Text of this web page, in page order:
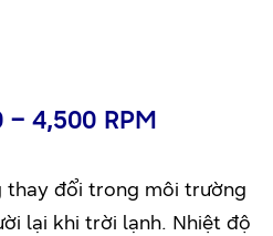
– 4,500 RPM
thay đổi trong môi trường
lại khi trời lạnh. Nhiệt độ